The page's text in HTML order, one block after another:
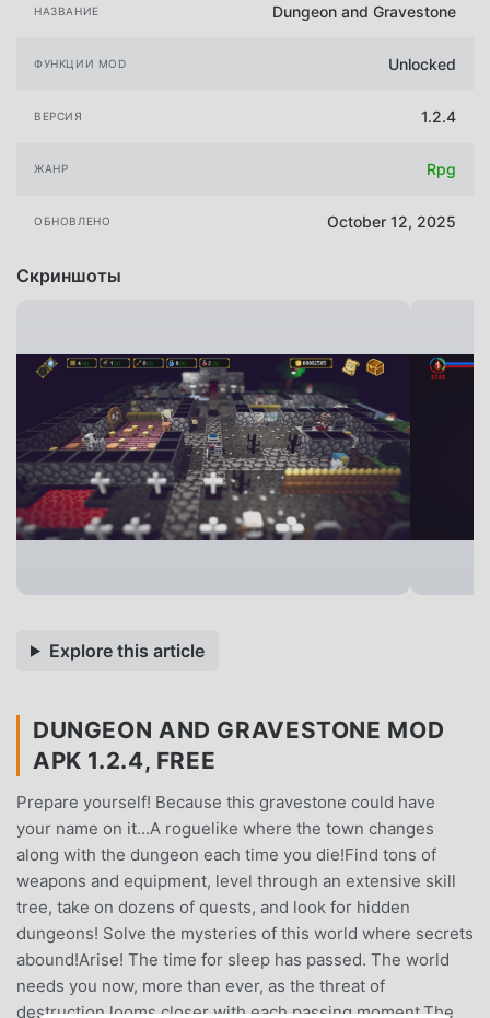
НАЗВАНИЕ Dungeon and Gravestone
ФУНКЦИИ MOD Unlocked
ВЕРСИЯ 1.2.4
ЖАНР Rpg
ОБНОВЛЕНО October 12, 2025
Скриншоты
Explore this article
DUNGEON AND GRAVESTONE MOD
APK 1.2.4, FREE
Prepare yourself! Because this gravestone could have
your name on it...A roguelike where the town changes
along with the dungeon each time you die!Find tons of
weapons and equipment, level through an extensive skill
tree, take on dozens of quests, and look for hidden
dungeons! Solve the mysteries of this world where secrets
abound!Arise! The time for sleep has passed. The world
needs you now, more than ever, as the threat of
destruction looms closer with each passing moment.The